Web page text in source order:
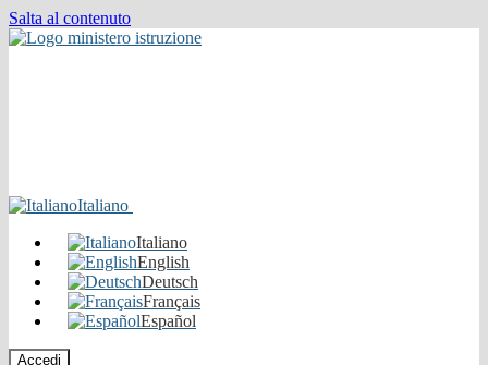
Salta al contenuto
Italiano
Italiano
English
Deutsch
Français
Español
Accedi